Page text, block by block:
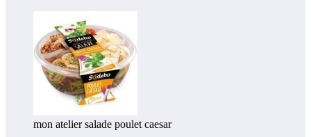
mon atelier salade poulet caesar